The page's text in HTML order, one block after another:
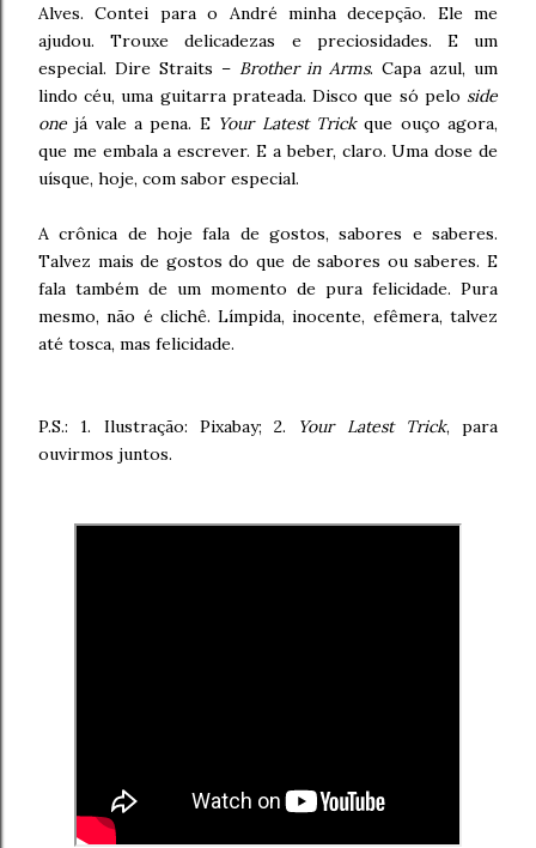
Alves. Contei para o André minha decepção. Ele me
ajudou. Trouxe delicadezas e preciosidades. E um
especial. Dire Straits – Brother in Arms. Capa azul, um
lindo céu, uma guitarra prateada. Disco que só pelo side
one já vale a pena. E Your Latest Trickque ouço agora,
que me embala a escrever. E a beber, claro. Uma dose de
uísque, hoje, com sabor especial.
A crônica de hoje fala de gostos, sabores e saberes.
Talvez mais de gostos do que de sabores ou saberes. E
fala também de um momento de pura felicidade. Pura
mesmo, não é clichê. Límpida, inocente, efêmera, talvez
até tosca, mas felicidade.
P.S.: 1. Ilustração: Pixabay; 2. Your Latest Trick, para
ouvirmos juntos.